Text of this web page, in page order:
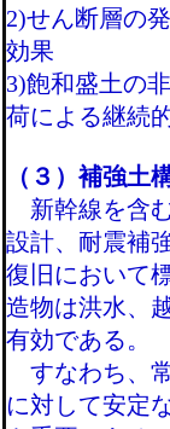
2)せん断層の
効果
3)飽和盛土の
荷による継続
（３）補強土
新幹線を含
設計、耐震補
復旧において
造物は洪水、
有効である。
すなわち、
に対して安定